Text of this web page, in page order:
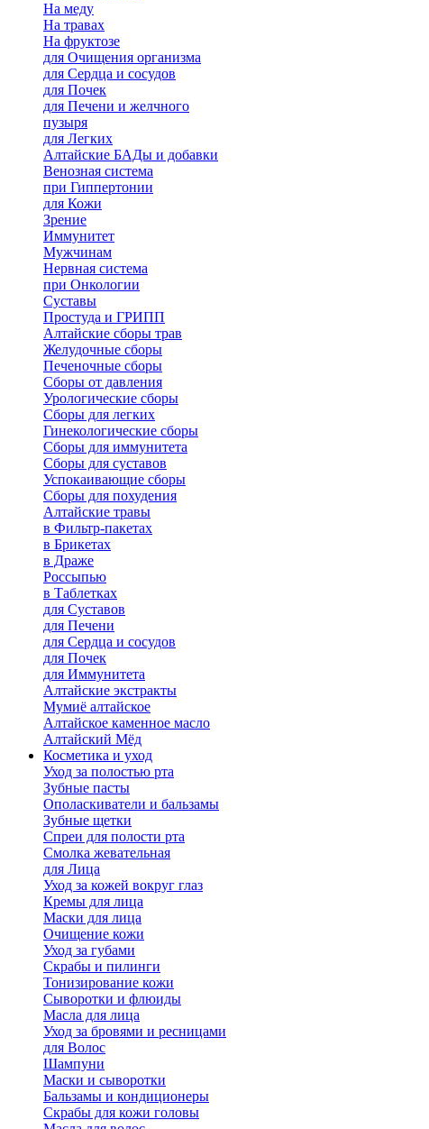
На меду
На травах
На фруктозе
для Очищения организма
для Сердца и сосудов
для Почек
для Печени и желчного
пузыря
для Легких
Алтайские БАДы и добавки
Венозная система
при Гиппертонии
для Кожи
Зрение
Иммунитет
Мужчинам
Нервная система
при Онкологии
Суставы
Простуда и ГРИПП
Алтайские сборы трав
Желудочные сборы
Печеночные сборы
Сборы от давления
Урологические сборы
Сборы для легких
Гинекологические сборы
Сборы для иммунитета
Сборы для суставов
Успокаивающие сборы
Сборы для похудения
Алтайские травы
в Фильтр-пакетах
в Брикетах
в Драже
Россыпью
в Таблетках
для Cуставов
для Печени
для Сердца и сосудов
для Почек
для Иммунитета
Алтайские экстракты
Мумиё алтайское
Алтайское каменное масло
Алтайский Мёд
Косметика и уход
Уход за полостью рта
Зубные пасты
Ополаскиватели и бальзамы
Зубные щетки
Спреи для полости рта
Смолка жевательная
для Лица
Уход за кожей вокруг глаз
Кремы для лица
Маски для лица
Очищение кожи
Уход за губами
Скрабы и пилинги
Тонизирование кожи
Сыворотки и флюиды
Масла для лица
Уход за бровями и ресницами
для Волос
Шампуни
Маски и сыворотки
Бальзамы и кондиционеры
Скрабы для кожи головы